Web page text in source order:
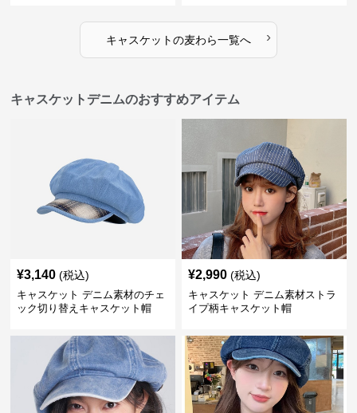
キャスケットの麦わら一覧へ ›
キャスケットデニムのおすすめアイテム
¥3,140 (税込)
キャスケット デニム素材のチェ
ック切り替えキャスケット帽
¥2,990 (税込)
キャスケット デニム素材ストラ
イプ柄キャスケット帽